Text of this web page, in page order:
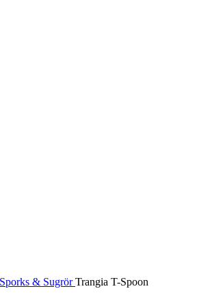
Sporks & SugrörTrangia T-Spoon